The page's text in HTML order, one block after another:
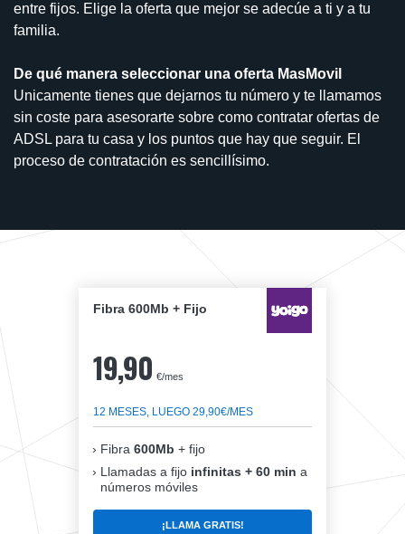
entre fijos. Elige la oferta que mejor se adecúe a ti y a tu
familia.
De qué manera seleccionar una oferta MasMovil
Unicamente tienes que dejarnos tu número y te llamamos
sin coste para asesorarte sobre como contratar ofertas de
ADSL para tu casa y los puntos que hay que seguir. El
proceso de contratación es sencillísimo.
Fibra 600Mb + Fijo
19,90 €/mes
12 MESES, LUEGO 29,90€/MES
Fibra 600Mb + fijo
Llamadas a fijo infinitas + 60 min a
números móviles
¡LLAMA GRATIS!